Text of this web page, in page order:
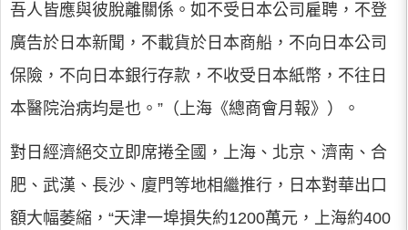
吾人皆應與彼脫離關係。如不受日本公司雇聘，不登
廣告於日本新聞，不載貨於日本商船，不向日本公司
保險，不向日本銀行存款，不收受日本紙幣，不往日
本醫院治病均是也。”（上海《總商會月報》）。
對日經濟絕交立即席捲全國，上海、北京、濟南、合
肥、武漢、長沙、廈門等地相繼推行，日本對華出口
額大幅萎縮，“天津一埠損失約1200萬元，上海約400